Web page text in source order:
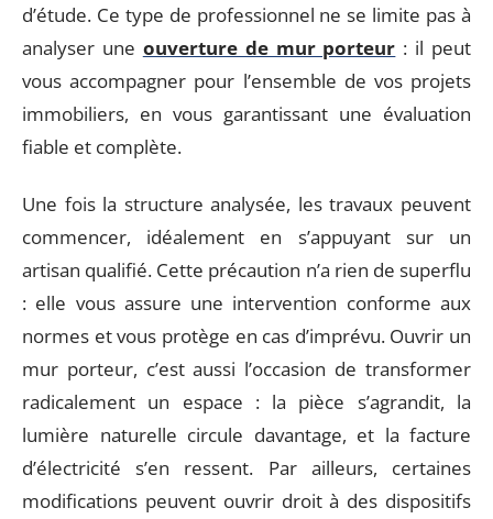
d’étude. Ce type de professionnel ne se limite pas à
analyser une ouverture de mur porteur : il peut
vous accompagner pour l’ensemble de vos projets
immobiliers, en vous garantissant une évaluation
fiable et complète.
Une fois la structure analysée, les travaux peuvent
commencer, idéalement en s’appuyant sur un
artisan qualifié. Cette précaution n’a rien de superflu
: elle vous assure une intervention conforme aux
normes et vous protège en cas d’imprévu. Ouvrir un
mur porteur, c’est aussi l’occasion de transformer
radicalement un espace : la pièce s’agrandit, la
lumière naturelle circule davantage, et la facture
d’électricité s’en ressent. Par ailleurs, certaines
modifications peuvent ouvrir droit à des dispositifs